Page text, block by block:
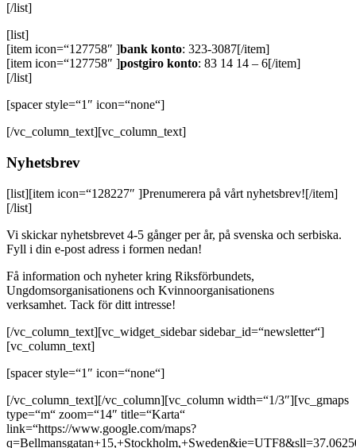
[/list]
[list]
[item icon=“127758″ ]bank konto: 323-3087[/item]
[item icon=“127758″ ]postgiro konto: 83 14 14 – 6[/item]
[/list]
[spacer style=“1″ icon=“none“]
[/vc_column_text][vc_column_text]
Nyhetsbrev
[list][item icon=“128227″ ]Prenumerera på vårt nyhetsbrev![/item]
[/list]
Vi skickar nyhetsbrevet 4-5 gånger per år, på svenska och serbiska.
Fyll i din e-post adress i formen nedan!
Få information och nyheter kring Riksförbundets,
Ungdomsorganisationens och Kvinnoorganisationens
verksamhet. Tack för ditt intresse!
[/vc_column_text][vc_widget_sidebar sidebar_id=“newsletter“]
[vc_column_text]
[spacer style=“1″ icon=“none“]
[/vc_column_text][/vc_column][vc_column width=“1/3″][vc_gmaps
type=“m“ zoom=“14″ title=“Karta“
link=“https://www.google.com/maps?